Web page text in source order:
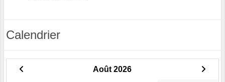
Calendrier
Août 2026